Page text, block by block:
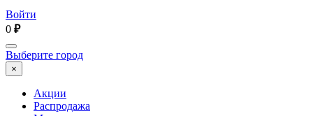
Войти
0 ₽
Выберите город
×
Акции
Распродажа